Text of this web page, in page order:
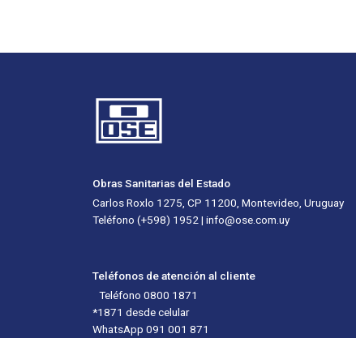
Obras Sanitarias del Estado
Carlos Roxlo 1275, CP 11200, Montevideo, Uruguay
Teléfono (+598) 1952 | info@ose.com.uy
Teléfonos de atención al cliente
Teléfono 0800 1871
*1871 desde celular
WhatsApp 091 001 871